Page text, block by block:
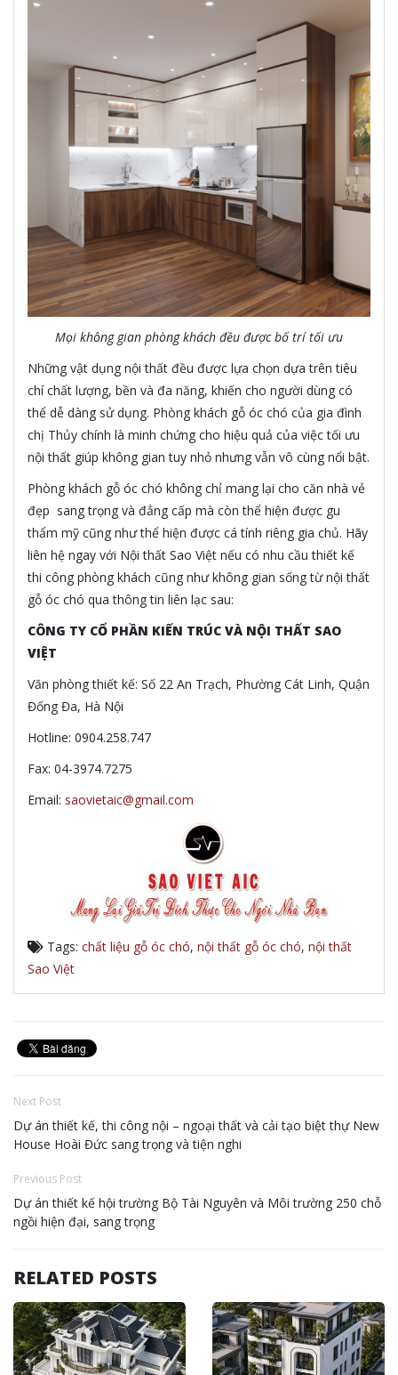
Mọi không gian phòng khách đều được bố trí tối ưu
Những vật dụng nội thất đều được lựa chọn dựa trên tiêu
chí chất lượng, bền và đa năng, khiến cho người dùng có
thể dễ dàng sử dụng. Phòng khách gỗ óc chó của gia đình
chị Thủy chính là minh chứng cho hiệu quả của việc tối ưu
nội thất giúp không gian tuy nhỏ nhưng vẫn vô cùng nổi bật.
Phòng khách gỗ óc chó không chỉ mang lại cho căn nhà vẻ
đẹp sang trọng và đẳng cấp mà còn thể hiện được gu
thẩm mỹ cũng như thể hiện được cá tính riêng gia chủ. Hãy
liên hệ ngay với Nội thất Sao Việt nếu có nhu cầu thiết kế
thi công phòng khách cũng như không gian sống từ nội thất
gỗ óc chó qua thông tin liên lạc sau:
CÔNG TY CỔ PHẦN KIẾN TRÚC VÀ NỘI THẤT SAO
VIỆT
Văn phòng thiết kế: Số 22 An Trạch, Phường Cát Linh, Quận
Đống Đa, Hà Nội
Hotline: 0904.258.747
Fax: 04-3974.7275
Email: saovietaic@gmail.com
Tags: chất liệu gỗ óc chó, nội thất gỗ óc chó, nội thất
Sao Việt
Next Post
Dự án thiết kế, thi công nội – ngoại thất và cải tạo biệt thự New
House Hoài Đức sang trọng và tiện nghi
Previous Post
Dự án thiết kế hội trường Bộ Tài Nguyên và Môi trường 250 chỗ
ngồi hiện đại, sang trọng
RELATED POSTS